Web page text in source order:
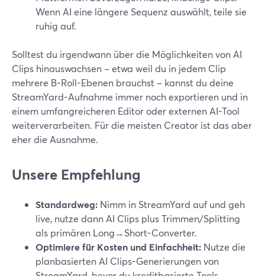
Wenn AI eine längere Sequenz auswählt, teile sie
ruhig auf.
Solltest du irgendwann über die Möglichkeiten von AI
Clips hinauswachsen – etwa weil du in jedem Clip
mehrere B-Roll-Ebenen brauchst – kannst du deine
StreamYard-Aufnahme immer noch exportieren und in
einem umfangreicheren Editor oder externen AI-Tool
weiterverarbeiten. Für die meisten Creator ist das aber
eher die Ausnahme.
Unsere Empfehlung
Standardweg: Nimm in StreamYard auf und geh
live, nutze dann AI Clips plus Trimmen/Splitting
als primären Long→Short-Converter.
Optimiere für Kosten und Einfachheit: Nutze die
planbasierten AI Clips-Generierungen von